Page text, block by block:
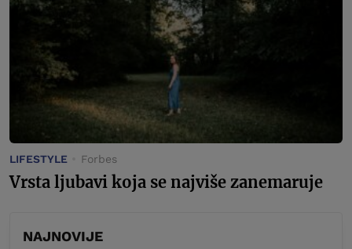
LIFESTYLE Forbes
Vrsta ljubavi koja se najviše zanemaruje
NAJNOVIJE